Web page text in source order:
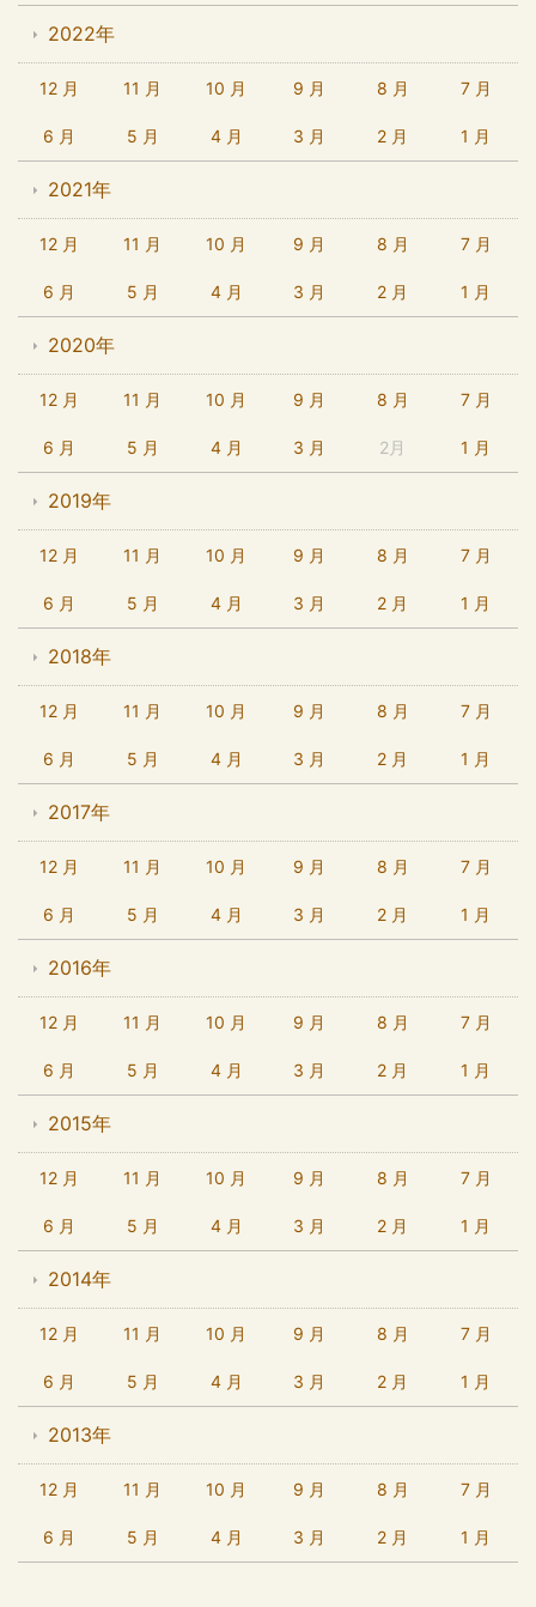
2022年
12 月 11 月 10 月 9 月 8 月 7 月
6 月 5 月 4 月 3 月 2 月 1 月
2021年
12 月 11 月 10 月 9 月 8 月 7 月
6 月 5 月 4 月 3 月 2 月 1 月
2020年
12 月 11 月 10 月 9 月 8 月 7 月
6 月 5 月 4 月 3 月 2月 1 月
2019年
12 月 11 月 10 月 9 月 8 月 7 月
6 月 5 月 4 月 3 月 2 月 1 月
2018年
12 月 11 月 10 月 9 月 8 月 7 月
6 月 5 月 4 月 3 月 2 月 1 月
2017年
12 月 11 月 10 月 9 月 8 月 7 月
6 月 5 月 4 月 3 月 2 月 1 月
2016年
12 月 11 月 10 月 9 月 8 月 7 月
6 月 5 月 4 月 3 月 2 月 1 月
2015年
12 月 11 月 10 月 9 月 8 月 7 月
6 月 5 月 4 月 3 月 2 月 1 月
2014年
12 月 11 月 10 月 9 月 8 月 7 月
6 月 5 月 4 月 3 月 2 月 1 月
2013年
12 月 11 月 10 月 9 月 8 月 7 月
6 月 5 月 4 月 3 月 2 月 1 月